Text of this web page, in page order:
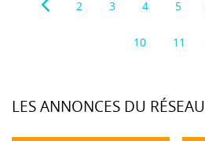
2 3 4 5
10 11
LES ANNONCES DU RÉSEAU